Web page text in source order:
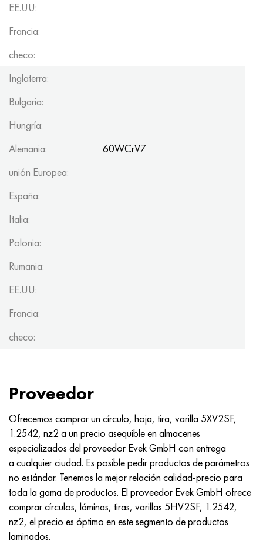
EE.UU:
Francia:
checo:
Inglaterra:
Bulgaria:
Hungría:
Alemania:
60WCrV7
unión Europea:
España:
Italia:
Polonia:
Rumania:
EE.UU:
Francia:
checo:
Proveedor
Ofrecemos comprar un círculo, hoja, tira, varilla 5XV2SF,
1.2542, nz2 a un precio asequible en almacenes
especializados del proveedor Evek GmbH con entrega
a cualquier ciudad. Es posible pedir productos de parámetros
no estándar. Tenemos la mejor relación calidad-precio para
toda la gama de productos. El proveedor Evek GmbH ofrece
comprar círculos, láminas, tiras, varillas 5HV2SF, 1.2542,
nz2, el precio es óptimo en este segmento de productos
laminados.